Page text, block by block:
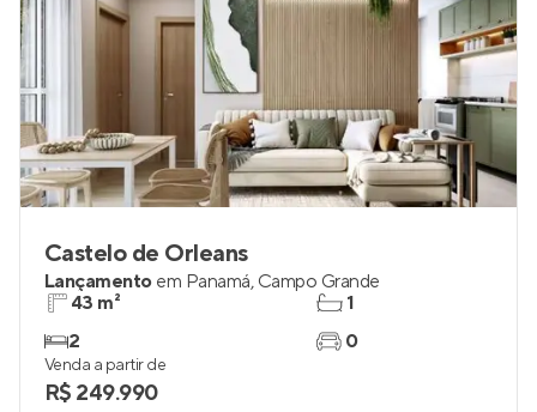
Castelo de Orleans
Lançamento em Panamá, Campo Grande
43 m²
2
1
0
Venda a partir de
R$ 249.990